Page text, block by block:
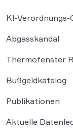
KI-Verordnungs-
Abgasskandal
Thermofenster
Bußgeldkatalog
Publikationen
Aktuelle